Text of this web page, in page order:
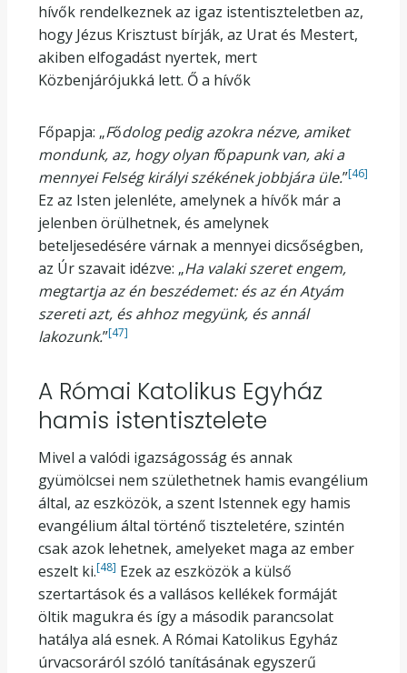
hívők rendelkeznek az igaz istentiszteletben az,
hogy Jézus Krisztust bírják, az Urat és Mestert,
akiben elfogadást nyertek, mert
Közbenjárójukká lett. Ő a hívők
Főpapja: „Fődolog pedig azokra nézve, amiket
mondunk, az, hogy olyan főpapunk van, aki a
mennyei Felség királyi székének jobbjára üle.”[46]
Ez az Isten jelenléte, amelynek a hívők már a
jelenben örülhetnek, és amelynek
beteljesedésére várnak a mennyei dicsőségben,
az Úr szavait idézve: „Ha valaki szeret engem,
megtartja az én beszédemet: és az én Atyám
szereti azt, és ahhoz megyünk, és annál
lakozunk.”[47]
A Római Katolikus Egyház
hamis istentisztelete
Mivel a valódi igazságosság és annak
gyümölcsei nem születhetnek hamis evangélium
által, az eszközök, a szent Istennek egy hamis
evangélium által történő tiszteletére, szintén
csak azok lehetnek, amelyeket maga az ember
eszelt ki.[48] Ezek az eszközök a külső
szertartások és a vallásos kellékek formáját
öltik magukra és így a második parancsolat
hatálya alá esnek. A Római Katolikus Egyház
úrvacsoráról szóló tanításának egyszerű